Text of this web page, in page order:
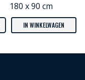
180 x 90 cm
IN WINKELWAGEN